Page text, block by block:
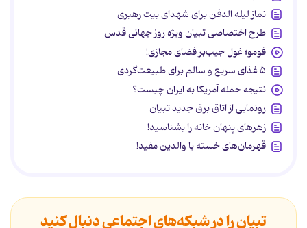
نماز لیله الدفن برای شهدای بیت رهبری
طرح اختصاصی تبیان ویژه روز جهانی قدس
فومو؛ غول جیب‌بر فضای مجازی!
۵ غذای سریع و سالم برای طبیعت‌گردی
نتیجه حمله آمریکا به ایران چیست؟
رونمایی از اتاق برق جدید تبیان
زهرهای پنهان خانه را بشناسید!
قهرمان‌های خسته یا والدین مفید!
تبیان را در شبکه‌های اجتماعی دنبال کنید